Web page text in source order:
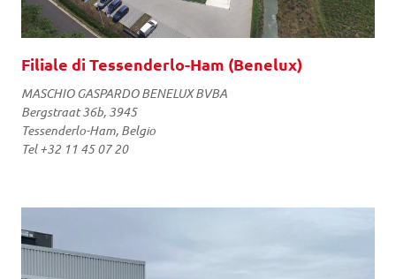
Filiale di Tessenderlo-Ham (Benelux)
MASCHIO GASPARDO BENELUX BVBA
Bergstraat 36b, 3945
Tessenderlo-Ham, Belgio
Tel +32 11 45 07 20